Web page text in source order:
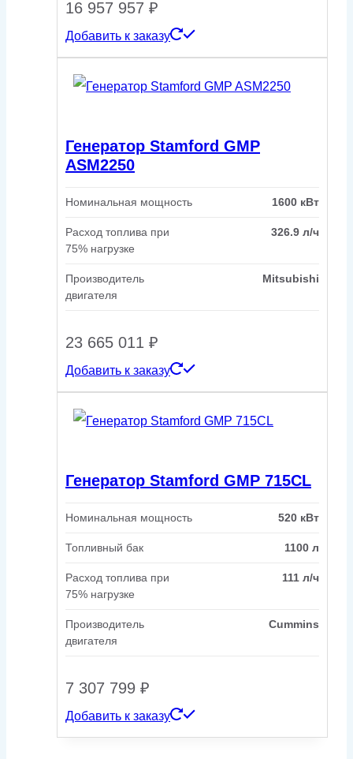
16 957 957 ₽
Добавить к заказу
Генератор Stamford GMP
ASM2250
Номинальная мощность 1600 кВт
Расход топлива при
75% нагрузке
326.9 л/ч
Производитель
двигателя
Mitsubishi
23 665 011 ₽
Добавить к заказу
Генератор Stamford GMP 715CL
Номинальная мощность 520 кВт
Топливный бак 1100 л
Расход топлива при
75% нагрузке
111 л/ч
Производитель
двигателя
Cummins
7 307 799 ₽
Добавить к заказу